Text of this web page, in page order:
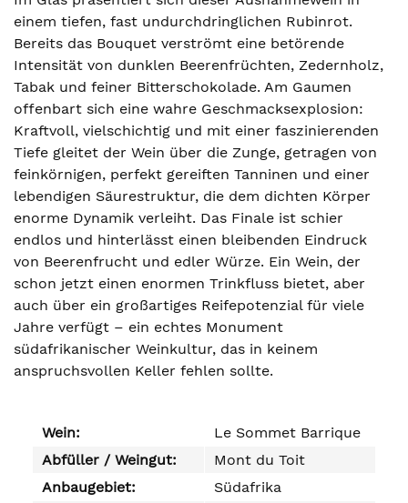
einem tiefen, fast undurchdringlichen Rubinrot.
Bereits das Bouquet verströmt eine betörende
Intensität von dunklen Beerenfrüchten, Zedernholz,
Tabak und feiner Bitterschokolade. Am Gaumen
offenbart sich eine wahre Geschmacksexplosion:
Kraftvoll, vielschichtig und mit einer faszinierenden
Tiefe gleitet der Wein über die Zunge, getragen von
feinkörnigen, perfekt gereiften Tanninen und einer
lebendigen Säurestruktur, die dem dichten Körper
enorme Dynamik verleiht. Das Finale ist schier
endlos und hinterlässt einen bleibenden Eindruck
von Beerenfrucht und edler Würze. Ein Wein, der
schon jetzt einen enormen Trinkfluss bietet, aber
auch über ein großartiges Reifepotenzial für viele
Jahre verfügt – ein echtes Monument
südafrikanischer Weinkultur, das in keinem
anspruchsvollen Keller fehlen sollte.
Wein:
Le Sommet Barrique
Abfüller / Weingut:
Mont du Toit
Anbaugebiet:
Südafrika